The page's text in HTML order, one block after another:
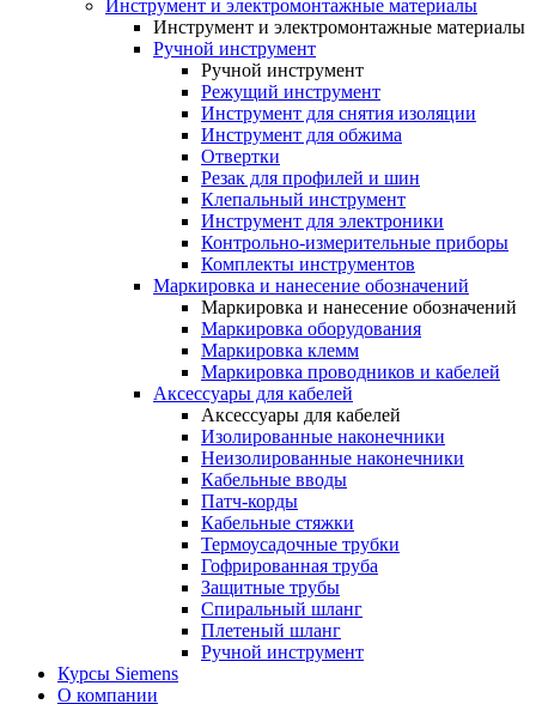
Инструмент и электромонтажные материалы
Инструмент и электромонтажные материалы
Ручной инструмент
Ручной инструмент
Режущий инструмент
Инструмент для снятия изоляции
Инструмент для обжима
Отвертки
Резак для профилей и шин
Клепальный инструмент
Инструмент для электроники
Контрольно-измерительные приборы
Комплекты инструментов
Маркировка и нанесение обозначений
Маркировка и нанесение обозначений
Маркировка оборудования
Маркировка клемм
Маркировка проводников и кабелей
Аксессуары для кабелей
Аксессуары для кабелей
Изолированные наконечники
Неизолированные наконечники
Кабельные вводы
Патч-корды
Кабельные стяжки
Термоусадочные трубки
Гофрированная труба
Защитные трубы
Спиральный шланг
Плетеный шланг
Ручной инструмент
Курсы Siemens
О компании